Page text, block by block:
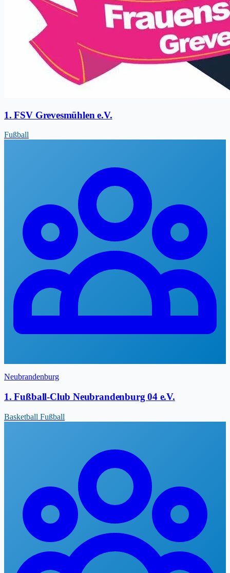
1. FSV Grevesmühlen e.V.
Fußball
Neubrandenburg
1. Fußball-Club Neubrandenburg 04 e.V.
Basketball Fußball